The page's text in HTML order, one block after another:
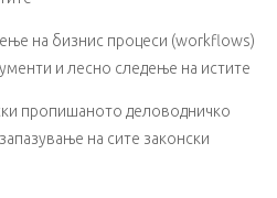
на бизнис процеси (workflows)
и лесно следење на истите
пропишаното деловодничко
на сите законски